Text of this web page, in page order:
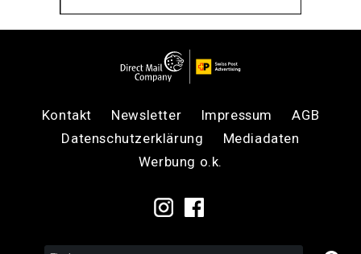
Kontakt Newsletter Impressum
AGB
Datenschutzerklärung
Mediadaten
Werbung o.k.